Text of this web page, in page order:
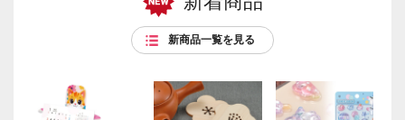
新商品一覧を見る